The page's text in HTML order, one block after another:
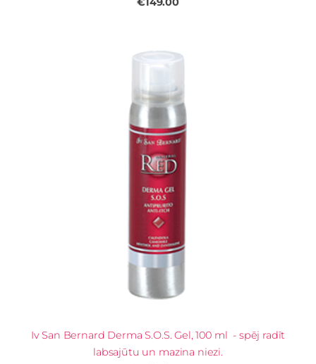
Iv San Bernard Derma S.O.S. Gel, 100 ml - spēj radīt
labsajūtu un mazina niezi.